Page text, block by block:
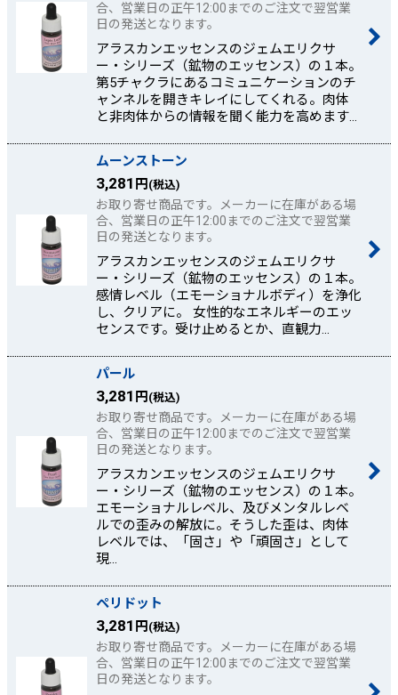
合、営業日の正午12:00までのご注文で翌営業
日の発送となります。
アラスカンエッセンスのジェムエリクサ
ー・シリーズ（鉱物のエッセンス）の１本。
第5チャクラにあるコミュニケーションのチ
ャンネルを開きキレイにしてくれる。肉体
と非肉体からの情報を聞く能力を高めます…
ムーンストーン
3,281 円 (税込)
お取り寄せ商品です。メーカーに在庫がある場
合、営業日の正午12:00までのご注文で翌営業
日の発送となります。
アラスカンエッセンスのジェムエリクサ
ー・シリーズ（鉱物のエッセンス）の１本。
感情レベル（エモーショナルボディ）を浄化
し、クリアに。 女性的なエネルギーのエッ
センスです。受け止めるとか、直観力…
パール
3,281 円 (税込)
お取り寄せ商品です。メーカーに在庫がある場
合、営業日の正午12:00までのご注文で翌営業
日の発送となります。
アラスカンエッセンスのジェムエリクサ
ー・シリーズ（鉱物のエッセンス）の１本。
エモーショナルレベル、及びメンタルレベ
ルでの歪みの解放に。そうした歪は、肉体
レベルでは、「固さ」や「頑固さ」として
現…
ペリドット
3,281 円 (税込)
お取り寄せ商品です。メーカーに在庫がある場
合、営業日の正午12:00までのご注文で翌営業
日の発送となります。